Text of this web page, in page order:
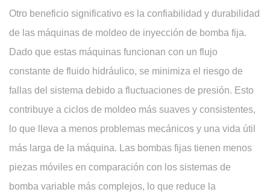
Otro beneficio significativo es la confiabilidad y durabilidad
de las máquinas de moldeo de inyección de bomba fija.
Dado que estas máquinas funcionan con un flujo
constante de fluido hidráulico, se minimiza el riesgo de
fallas del sistema debido a fluctuaciones de presión. Esto
contribuye a ciclos de moldeo más suaves y consistentes,
lo que lleva a menos problemas mecánicos y una vida útil
más larga de la máquina. Las bombas fijas tienen menos
piezas móviles en comparación con los sistemas de
bomba variable más complejos, lo que reduce la